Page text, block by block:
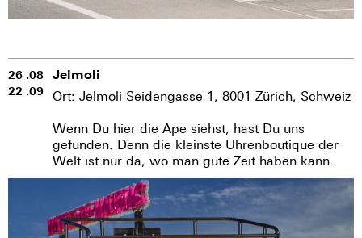
26 .08
22 .09
Jelmoli
Ort: Jelmoli Seidengasse 1, 8001 Zürich, Schweiz
Wenn Du hier die Ape siehst, hast Du uns
gefunden. Denn die kleinste Uhrenboutique der
Welt ist nur da, wo man gute Zeit haben kann.